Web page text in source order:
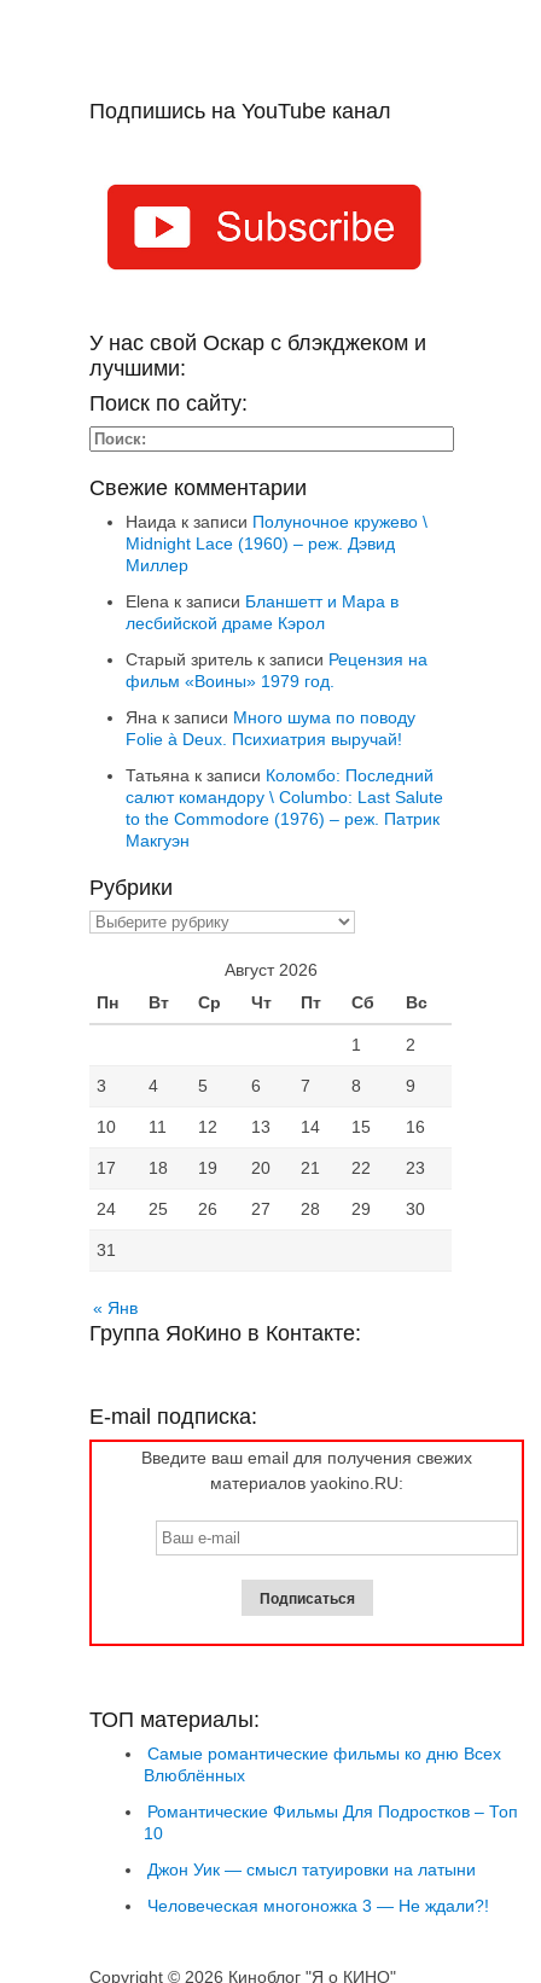
Подпишись на YouTube канал
У нас свой Оскар с блэкджеком и
лучшими:
Поиск по сайту:
Свежие комментарии
Наида к записи Полуночное кружево \
Midnight Lace (1960) – реж. Дэвид
Миллер
Elena к записи Бланшетт и Мара в
лесбийской драме Кэрол
Старый зритель к записи Рецензия на
фильм «Воины» 1979 год.
Яна к записи Много шума по поводу
Folie à Deux. Психиатрия выручай!
Татьяна к записи Коломбо: Последний
салют командору \ Columbo: Last Salute
to the Commodore (1976) – реж. Патрик
Макгуэн
Рубрики
Рубрики
Август 2026
Пн
Вт Ср Чт Пт Сб Вс
1 2
3 4 5 6 7 8 9
10 11 12 13 14 15 16
17 18 19 20 21 22 23
24 25 26 27 28 29 30
31
« Янв
Группа ЯоКино в Контакте:
E-mail подписка:
Введите ваш email для получения свежих
материалов yaokino.RU:
ТОП материалы:
Самые романтические фильмы ко дню Всех
Влюблённых
Романтические Фильмы Для Подростков – Топ
10
Джон Уик — смысл татуировки на латыни
Человеческая многоножка 3 — Не ждали?!
Copyright © 2026 Киноблог "Я о КИНО"